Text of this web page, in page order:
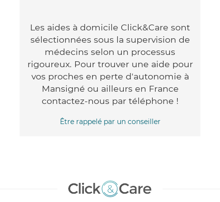
Les aides à domicile Click&Care sont
sélectionnées sous la supervision de
médecins selon un processus
rigoureux. Pour trouver une aide pour
vos proches en perte d'autonomie à
Mansigné ou ailleurs en France
contactez-nous par téléphone !
Être rappelé par un conseiller